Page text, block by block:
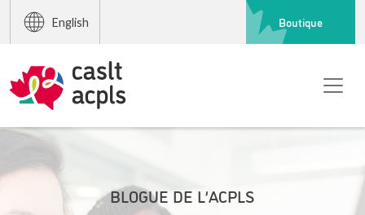
English Boutique
BLOGUE DE L’ACPLS